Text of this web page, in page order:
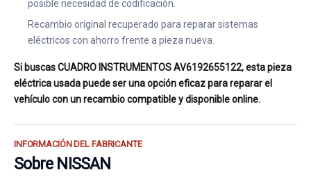
posible necesidad de codificación.
Recambio original recuperado para reparar sistemas
eléctricos con ahorro frente a pieza nueva.
Si buscas CUADRO INSTRUMENTOS AV6192655122, esta pieza
eléctrica usada puede ser una opción eficaz para reparar el
vehículo con un recambio compatible y disponible online.
INFORMACIÓN DEL FABRICANTE
Sobre NISSAN